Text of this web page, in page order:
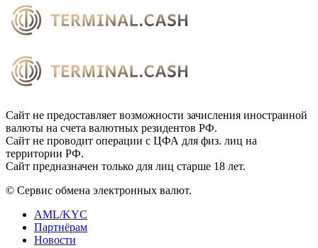
Сайт не предоставляет возможности зачисления иностранной
валюты на счета валютных резидентов РФ.
Сайт не проводит операции с ЦФА для физ. лиц на
территории РФ.
Сайт предназначен только для лиц старше 18 лет.
© Сервис обмена электронных валют.
AML/KYC
Партнёрам
Новости